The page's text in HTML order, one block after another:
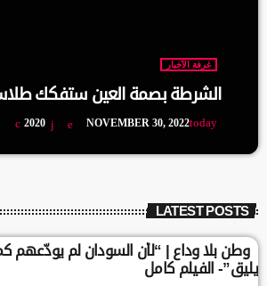
غرفة الآخبار
الشرطة بصمة العين ستفكك
today
NOVEMBER 30, 2022
2020
LATEST POSTS
وطن بلا وداع | “لأن السودان لم يودّعهم
يليق”- الفيلم كامل